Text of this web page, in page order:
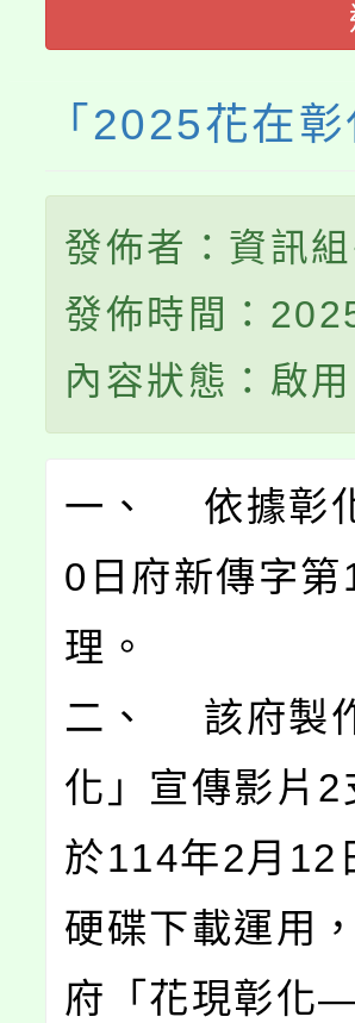
程
「2025花在
發佈者：資訊
發佈時間：
內容狀態：啟
一、 依據彰
0日府新傳字
理。
二、 該府製
化」宣傳影片
於114年2月12
硬碟下載運用
府「花現彰化